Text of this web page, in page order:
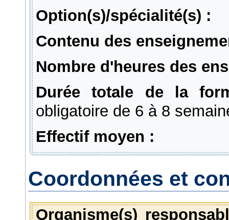
Option(s)/spécialité(s) :
Contenu des
Nombre d'heures des
Durée totale de la
obligatoire de 6 à 8
Effectif moyen :
Coordonnées et
Organisme(s)